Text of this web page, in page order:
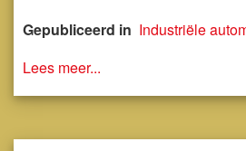
Gepubliceerd in Industriële
Lees meer...